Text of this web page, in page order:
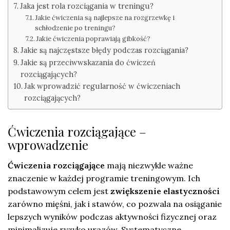
Jaka jest rola rozciągania w treningu?
Jakie ćwiczenia są najlepsze na rozgrzewkę i
schłodzenie po treningu?
Jakie ćwiczenia poprawiają gibkość?
Jakie są najczęstsze błędy podczas rozciągania?
Jakie są przeciwwskazania do ćwiczeń
rozciągających?
Jak wprowadzić regularność w ćwiczeniach
rozciągających?
Ćwiczenia rozciągające –
wprowadzenie
Ćwiczenia rozciągające mają niezwykle ważne
znaczenie w każdej programie treningowym. Ich
podstawowym celem jest zwiększenie elastyczności
zarówno mięśni, jak i stawów, co pozwala na osiąganie
lepszych wyników podczas aktywności fizycznej oraz